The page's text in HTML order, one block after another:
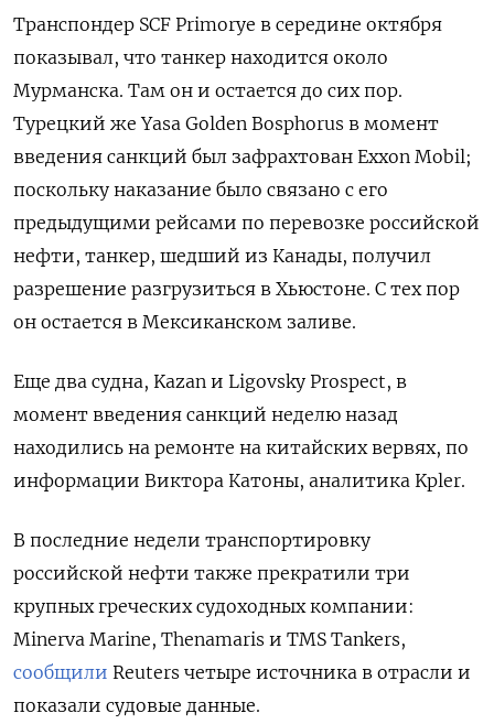
Транспондер SCF Primorye в середине октября
показывал, что танкер находится около
Мурманска. Там он и остается до сих пор.
Турецкий же Yasa Golden Bosphorus в момент
введения санкций был зафрахтован Exxon Mobil;
поскольку наказание было связано с его
предыдущими рейсами по перевозке российской
нефти, танкер, шедший из Канады, получил
разрешение разгрузиться в Хьюстоне. С тех пор
он остается в Мексиканском заливе.
Еще два судна, Kazan и Ligovsky Prospect, в
момент введения санкций неделю назад
находились на ремонте на китайских вервях, по
информации Виктора Катоны, аналитика Kpler.
В последние недели транспортировку
российской нефти также прекратили три
крупных греческих судоходных компании:
Minerva Marine, Thenamaris и TMS Tankers,
сообщили Reuters четыре источника в отрасли и
показали судовые данные.